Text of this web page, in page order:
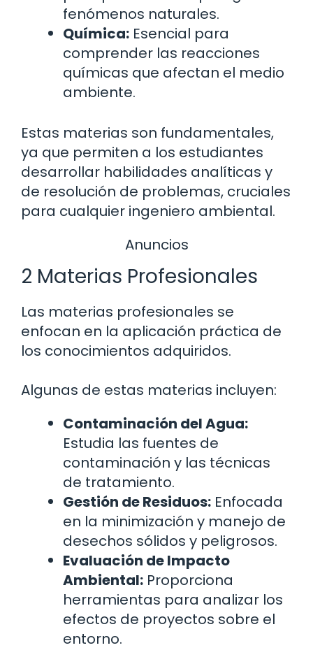
fenómenos naturales.
Química: Esencial para
comprender las reacciones
químicas que afectan el medio
ambiente.
Estas materias son fundamentales,
ya que permiten a los estudiantes
desarrollar habilidades analíticas y
de resolución de problemas, cruciales
para cualquier ingeniero ambiental.
Anuncios
2 Materias Profesionales
Las materias profesionales se
enfocan en la aplicación práctica de
los conocimientos adquiridos.
Algunas de estas materias incluyen:
Contaminación del Agua:
Estudia las fuentes de
contaminación y las técnicas
de tratamiento.
Gestión de Residuos: Enfocada
en la minimización y manejo de
desechos sólidos y peligrosos.
Evaluación de Impacto
Ambiental: Proporciona
herramientas para analizar los
efectos de proyectos sobre el
entorno.